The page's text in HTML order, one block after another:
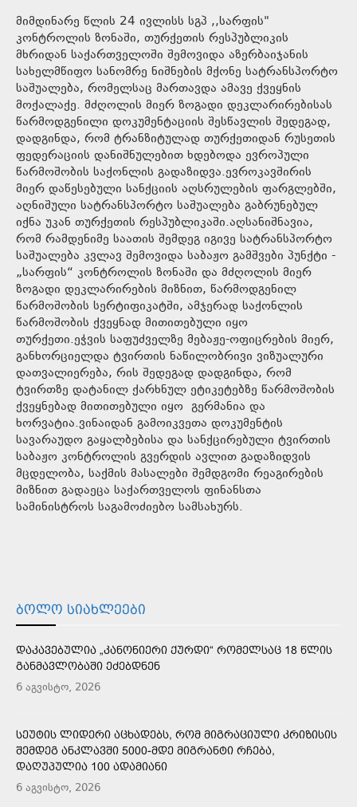
მიმდინარე წლის 24 ივლისს სგპ ,,სარფის"
კონტროლის ზონაში, თურქეთის რესპუბლიკის
მხრიდან საქართველოში შემოვიდა აზერბაიჯანის
სახელმწიფო სანომრე ნიშნების მქონე სატრანსპორტო
საშუალება, რომელსაც მართავდა ამავე ქვეყნის
მოქალაქე. მძღოლის მიერ ზოგადი დეკლარირებისას
წარმოდგენილი დოკუმენტაციის შესწავლის შედეგად,
დადგინდა, რომ ტრანზიტულად თურქეთიდან რუსეთის
ფედერაციის დანიშნულებით ხდებოდა ევროპული
წარმოშობის საქონლის გადაზიდვა.ევროკავშირის
მიერ დაწესებული სანქციის აღსრულების ფარგლებში,
აღნიშული სატრანსპორტო საშუალება გაბრუნებულ
იქნა უკან თურქეთის რესპუბლიკაში.აღსანიშნავია,
რომ რამდენიმე საათის შემდეგ იგივე სატრანსპორტო
საშუალება კვლავ შემოვიდა საბაჟო გამშვები პუნქტი -
„სარფის“ კონტროლის ზონაში და მძღოლის მიერ
ზოგადი დეკლარირების მიზნით, წარმოდგენილ
წარმოშობის სერტიფიკატში, ამჯერად საქონლის
წარმოშობის ქვეყნად მითითებული იყო
თურქეთი.ეჭვის საფუძველზე მებაჟე-ოფიცრების მიერ,
განხორციელდა ტვირთის ნაწილობრივი ვიზუალური
დათვალიერება, რის შედეგად დადგინდა, რომ
ტვირთზე დატანილ ქარხნულ ეტიკეტებზე წარმოშობის
ქვეყნებად მითითებული იყო გერმანია და
ხორვატია.ვინაიდან გამოიკვეთა დოკუმენტის
სავარაუდო გაყალბებისა და სანქცირებული ტვირთის
საბაჟო კონტროლის გვერდის ავლით გადაზიდვის
მცდელობა, საქმის მასალები შემდგომი რეაგირების
მიზნით გადაეცა საქართველოს ფინანსთა
სამინისტროს საგამოძიებო სამსახურს.
ᲑᲝᲚᲝ ᲡᲘᲐᲮᲚᲔᲔᲑᲘ
ᲓᲐᲙᲐᲕᲔᲑᲣᲚᲘᲐ „ᲙᲐᲜᲝᲜᲘᲔᲠᲘ ᲥᲣᲠᲓᲘ“ ᲠᲝᲛᲔᲚᲡᲐᲪ 18 ᲬᲚᲘᲡ
ᲒᲐᲜᲛᲐᲕᲚᲝᲑᲐᲨᲘ ᲔᲫᲔᲑᲓᲜᲔᲜ
6 აგვისტო, 2026
ᲡᲔᲣᲢᲘᲡ ᲚᲘᲓᲔᲠᲘ ᲐᲪᲮᲐᲓᲔᲑᲡ, ᲠᲝᲛ ᲛᲘᲒᲠᲐᲪᲘᲣᲚᲘ ᲙᲠᲘᲖᲘᲡᲘᲡ
ᲨᲔᲛᲓᲔᲒ ᲐᲜᲙᲚᲐᲕᲨᲘ 5000-ᲛᲓᲔ ᲛᲘᲒᲠᲐᲜᲢᲘ ᲠᲩᲔᲑᲐ,
ᲓᲐᲦᲣᲞᲣᲚᲘᲐ 100 ᲐᲓᲐᲛᲘᲐᲜᲘ
6 აგვისტო, 2026